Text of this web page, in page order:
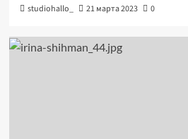
studiohallo_ 21 марта 2023 0